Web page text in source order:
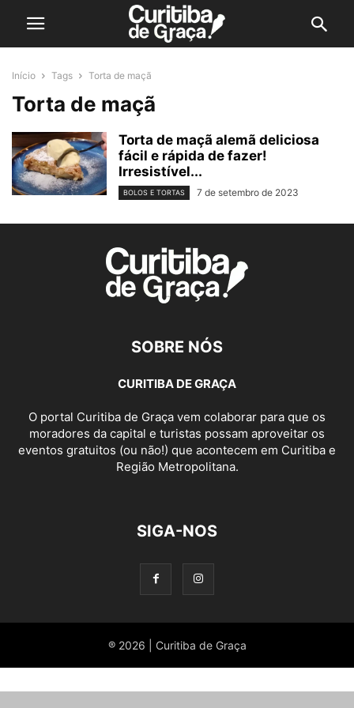
Início Tags Torta de maçã
Torta de maçã
Torta de maçã alemã deliciosa
fácil e rápida de fazer!
Irresistível...
BOLOS E TORTAS 7 de setembro de 2023
SOBRE NÓS
CURITIBA DE GRAÇA
O portal Curitiba de Graça vem colaborar para que os
moradores da capital e turistas possam aproveitar os
eventos gratuitos (ou não!) que acontecem em Curitiba e
Região Metropolitana.
SIGA-NOS
® 2026 | Curitiba de Graça